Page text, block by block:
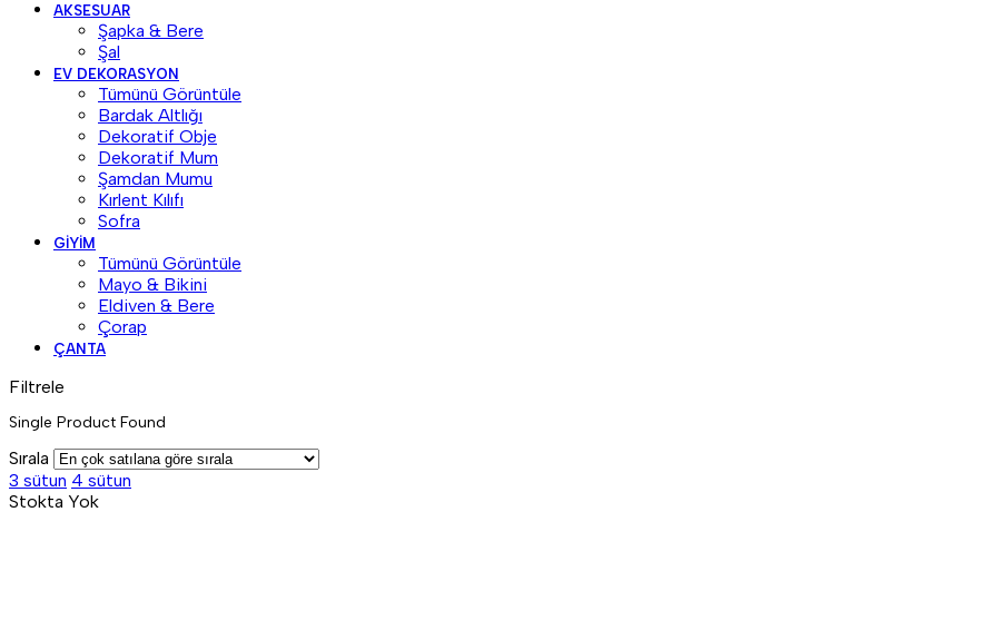
AKSESUAR
Şapka & Bere
Şal
EV DEKORASYON
Tümünü Görüntüle
Bardak Altlığı
Dekoratif Obje
Dekoratif Mum
Şamdan Mumu
Kırlent Kılıfı
Sofra
GIYIM
Tümünü Görüntüle
Mayo & Bikini
Eldiven & Bere
Çorap
ÇANTA
Filtrele
Single Product Found
Sırala
3 sütun 4 sütun
Stokta Yok